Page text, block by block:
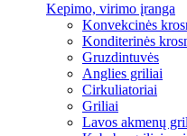
Kepimo, virimo įranga
Konvekcinės
Konditerinės
Gruzdintuvės
Anglies griliai
Cirkuliatoriai
Griliai
Lavos akmenų